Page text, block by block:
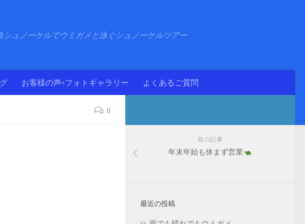
シュノーケルでウミガメと泳ぐシュノーケルツアー
お客様の声+フォトギャラリー よくあるご質問
0
前の記事
年末年始も休まず営業
最近の投稿